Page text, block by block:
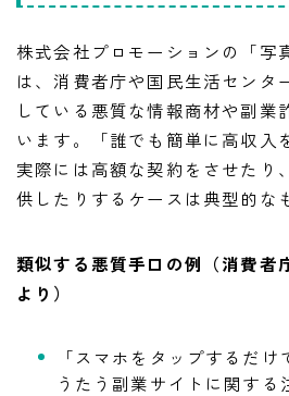
株式会社プロモーションの「写
は、消費者庁や国民生活センタ
している悪質な情報商材や副業
います。「誰でも簡単に高収入
実際には高額な契約をさせたり
供したりするケースは典型的な
類似する悪質手口の例（消費者
より）
「スマホをタップするだ
うたう副業サイトに関する